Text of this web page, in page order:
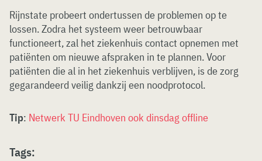
Rijnstate probeert ondertussen de problemen op te
lossen. Zodra het systeem weer betrouwbaar
functioneert, zal het ziekenhuis contact opnemen met
patiënten om nieuwe afspraken in te plannen. Voor
patiënten die al in het ziekenhuis verblijven, is de zorg
gegarandeerd veilig dankzij een noodprotocol.
Tip: Netwerk TU Eindhoven ook dinsdag offline
Tags: